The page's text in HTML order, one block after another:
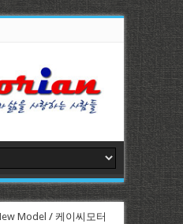
Model / 케이씨모터